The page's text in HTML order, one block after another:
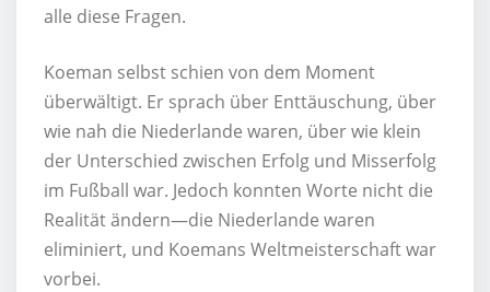
alle diese Fragen.
Koeman selbst schien von dem Moment
überwältigt. Er sprach über Enttäuschung, über
wie nah die Niederlande waren, über wie klein
der Unterschied zwischen Erfolg und Misserfolg
im Fußball war. Jedoch konnten Worte nicht die
Realität ändern—die Niederlande waren
eliminiert, und Koemans Weltmeisterschaft war
vorbei.